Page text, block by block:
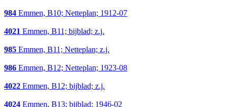
984 Emmen, B10; Netteplan; 1912-07
4021 Emmen, B11; bijblad; z.j.
985 Emmen, B11; Netteplan; z.j.
986 Emmen, B12; Netteplan; 1923-08
4022 Emmen, B12; bijblad; z.j.
4024 Emmen, B13; bijblad; 1946-02